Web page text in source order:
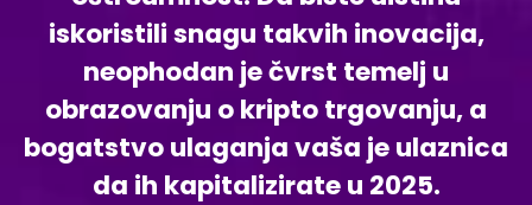
iskoristili snagu takvih inovacija,
neophodan je čvrst temelj u
obrazovanju o kripto trgovanju, a
bogatstvo ulaganja vaša je ulaznica
da ih kapitalizirate u 2025.